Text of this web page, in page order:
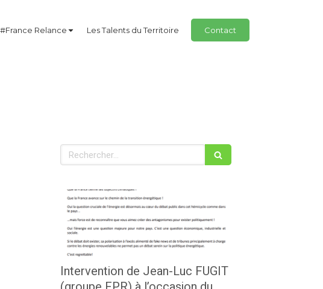
Relance Les Talents du Territoire Contact
Rechercher
Intervention de Jean-Luc FUGIT